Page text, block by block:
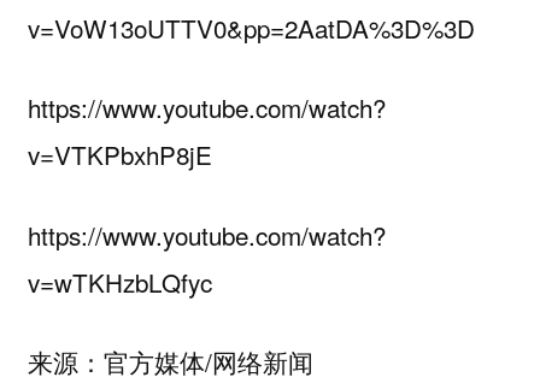
v=VoW13oUTTV0&pp=2AatDA%3D%3D
https://www.youtube.com/watch?
v=VTKPbxhP8jE
https://www.youtube.com/watch?
v=wTKHzbLQfyc
来源：官方媒体/网络新闻